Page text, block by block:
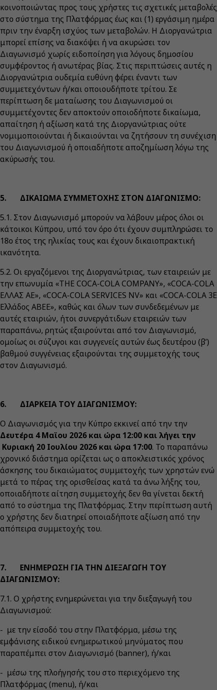
κοινοποιώντας προς τους χρήστες τις σχετικές μεταβολές
στο σύστημα της Πλατφόρμας έως και (1) εργάσιμη ημέρα
πριν την έναρξη ισχύος των μεταβολών. Η Διοργανώτρια
μπορεί επίσης να διακόψει ή να ακυρώσει τον
Διαγωνισμό χωρίς ειδοποίηση για λόγους δημοσίου
συμφέροντος ή ανωτέρας βίας. Στις περιπτώσεις αυτές η
Διοργανώτρια ουδεμία ευθύνη φέρει έναντι των
συμμετεχόντων ή/και οποιουδήποτε τρίτου. Σε
περίπτωση δε ματαίωσης του Διαγωνισμού οι
συμμετέχοντες δεν αποκτούν οποιοδήποτε δικαίωμα,
απαίτηση ή αξίωση κατά της Διοργανώτριας ούτε
νομιμοποιούνται ή δικαιούνται να ζητήσουν τη συνέχιση
του Διαγωνισμού ή οποιαδήποτε αποζημίωση λόγω της
ακύρωσής του.
5. ΔΙΚΑΙΩΜΑ ΣΥΜΜΕΤΟΧΗΣ ΣΤΟΝ ΔΙΑΓΩΝΙΣΜΟ:
5.1. Στον Διαγωνισμό μπορούν να λάβουν μέρος όλοι οι
κάτοικοι Κύπρου, υπό τον όρο ότι έχουν συμπληρώσει το
18ο έτος της ηλικίας τους και έχουν δικαιοπρακτική
ικανότητα.
5.2. Οι εργαζόμενοι της Διοργανώτριας, των εταιρειών με
την επωνυμία «THE COCA-COLA COMPANY», «COCA-COLA
ΕΛΛΑΣ AE», «COCA-COLA SERVICES NV» και «COCA-COLA 3Ε
Ελλάδος ΑΒΕΕ», καθώς και όλων των συνδεδεμένων με
αυτές εταιριών, ήτοι συνεργάτιδων εταιρειών των
παραπάνω, ρητώς εξαιρούνται από τον Διαγωνισμό,
ομοίως οι σύζυγοι και συγγενείς αυτών έως δευτέρου (β’)
βαθμού συγγένειας εξαιρούνται της συμμετοχής τους
στον Διαγωνισμό.
6. ΔΙΑΡΚΕΙΑ ΤΟΥ ΔΙΑΓΩΝΙΣΜΟΥ:
Ο Διαγωνισμός για την Κύπρο εκκινεί από την την
Δευτέρα 4 Μαϊου 2026 και ώρα 12:00 και λήγει την
Κυριακή 20 Ιουλίου 2026 και ώρα 17:00. Το παραπάνω
χρονικό διάστημα ορίζεται ως ο αποκλειστικός χρόνος
άσκησης του δικαιώματος συμμετοχής των χρηστών ενώ
μετά το πέρας της ορισθείσας κατά τα άνω λήξης του,
οποιαδήποτε αίτηση συμμετοχής δεν θα γίνεται δεκτή
από το σύστημα της Πλατφόρμας. Στην περίπτωση αυτή
ο χρήστης δεν διατηρεί οποιαδήποτε αξίωση από την
απόπειρα συμμετοχής του.
7. ΕΝΗΜΕΡΩΣΗ ΓΙΑ ΤΗΝ ΔΙΕΞΑΓΩΓΗ ΤΟΥ
ΔΙΑΓΩΝΙΣΜΟΥ:
7.1. Ο χρήστης ενημερώνεται για την διεξαγωγή του
Διαγωνισμού:
- με την είσοδό του στην Πλατφόρμα, μέσω της
εμφάνισης ειδικού ενημερωτικού μηνύματος που
παραπέμπει στον Διαγωνισμό (banner), ή/και
- μέσω της πλοήγησής του στο περιεχόμενο της
Πλατφόρμας (menu), ή/και